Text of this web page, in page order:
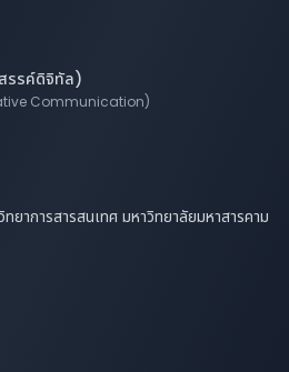
รรค์ดิจิทัล)
Communication)
ยาการสารสนเทศ มหาวิทยาลัยมหาสารคาม